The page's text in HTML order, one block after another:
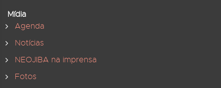
Mídia
Agenda
Notícias
NEOJIBA na imprensa
Fotos